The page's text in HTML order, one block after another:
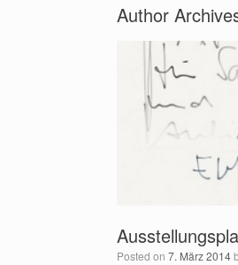
Author
Posted on 7. März 2014